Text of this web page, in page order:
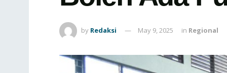
by Redaksi May 9, 2025 in Regional